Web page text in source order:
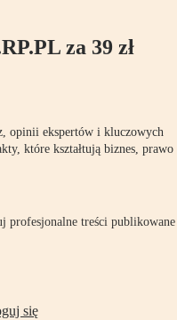
za 39 zł
opinii ekspertów i kluczowych
które kształtują biznes, prawo
profesjonalne treści publikowane
się